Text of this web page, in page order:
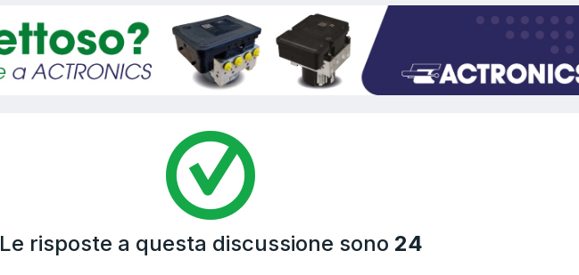
Le risposte a questa discussione sono 24